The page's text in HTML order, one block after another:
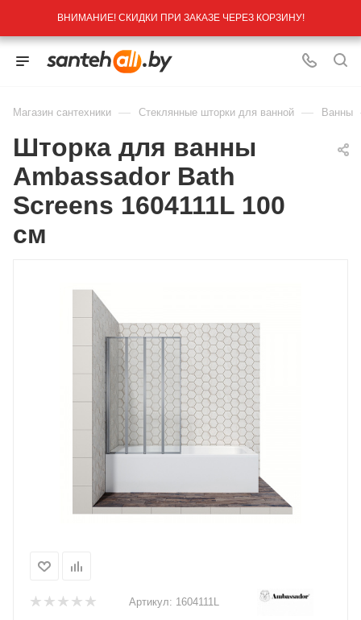
ВНИМАНИЕ! СКИДКИ ПРИ ЗАКАЗЕ ЧЕРЕЗ КОРЗИНУ!
Магазин сантехники — Стеклянные шторки для ванной — Ванны
Шторка для ванны
Ambassador Bath
Screens 1604111L 100
см
Артикул: 1604111L